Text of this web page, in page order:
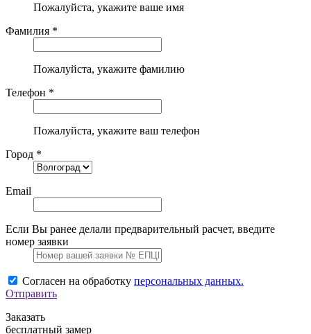
Пожалуйста, укажите ваше имя
Фамилия *
Пожалуйста, укажите фамилию
Телефон *
Пожалуйста, укажите ваш телефон
Город *
Email
Если Вы ранее делали предварительный расчет, введите
номер заявки
Согласен на обработку персональных данных.
Отправить
Заказать
бесплатный замер